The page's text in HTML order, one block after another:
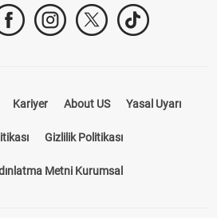
Kariyer About US Yasal Uyarı
Gizlilik Politikası
Metni Kurumsal